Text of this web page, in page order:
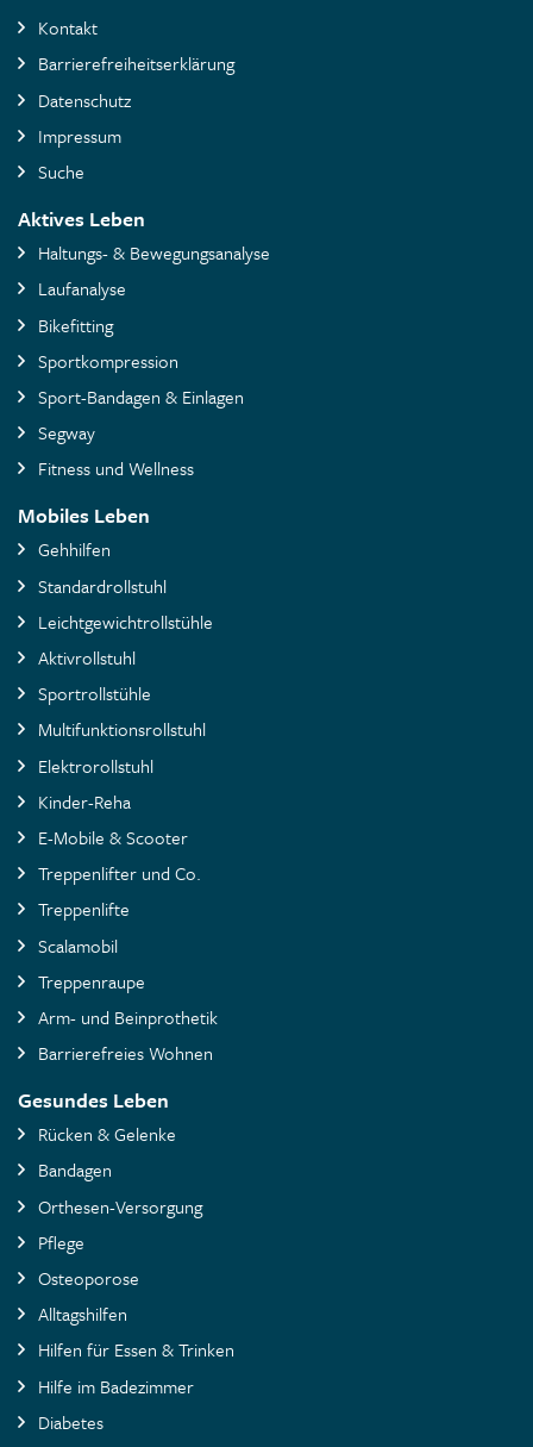
Kontakt
Barrierefreiheitserklärung
Datenschutz
Impressum
Suche
Aktives Leben
Haltungs- & Bewegungsanalyse
Laufanalyse
Bikefitting
Sportkompression
Sport-Bandagen & Einlagen
Segway
Fitness und Wellness
Mobiles Leben
Gehhilfen
Standardrollstuhl
Leichtgewichtrollstühle
Aktivrollstuhl
Sportrollstühle
Multifunktionsrollstuhl
Elektrorollstuhl
Kinder-Reha
E-Mobile & Scooter
Treppenlifter und Co.
Treppenlifte
Scalamobil
Treppenraupe
Arm- und Beinprothetik
Barrierefreies Wohnen
Gesundes Leben
Rücken & Gelenke
Bandagen
Orthesen-Versorgung
Pflege
Osteoporose
Alltagshilfen
Hilfen für Essen & Trinken
Hilfe im Badezimmer
Diabetes